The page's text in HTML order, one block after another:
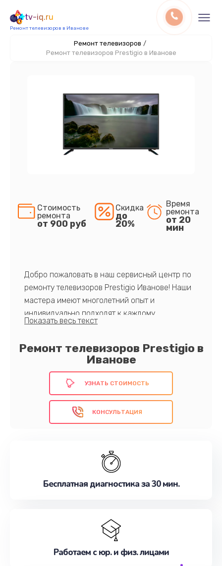
tv-iq.ru
Ремонт телевизоров в Иванове
Ремонт телевизоров /
Ремонт телевизоров Prestigio в Иванове
Ремонт телевизоров Prestigio в
Иванове
Стоимость
ремонта
от 900 руб
Скидка
до
20%
Время
ремонта
от 20
мин
Добро пожаловать в наш сервисный центр по
ремонту телевизоров Prestigio Иванове! Наши
мастера имеют многолетний опыт и
индивидуально подходят к каждому
устройству. Приоритетом для нас является
использованием только оригинальных
запчастей и современного оборудования для
диагностики.
Поручите ремонт нам — выберите лучшее!
УЗНАТЬ СТОИМОСТЬ
КОНСУЛЬТАЦИЯ
Бесплатная диагностика за 30 мин.
Работаем с юр. и физ. лицами